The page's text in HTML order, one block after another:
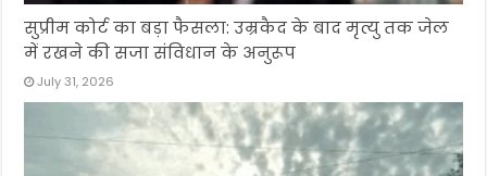
सुप्रीम कोर्ट का बड़ा फैसला: उम्रकैद के बाद मृत्यु तक जेल
में रखने की सजा संविधान के अनुरूप
July 31, 2026